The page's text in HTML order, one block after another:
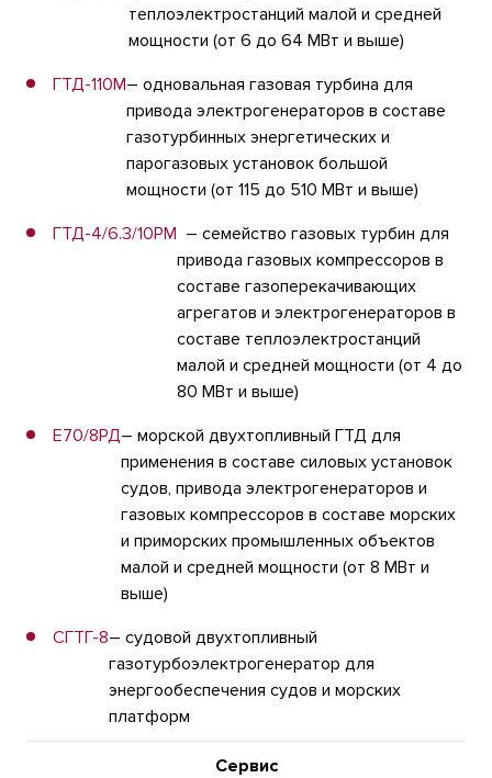
теплоэлектростанций малой и средней
мощности (от 6 до 64 МВт и выше)
ГТД-110М– одновальная газовая турбина для
привода электрогенераторов в составе
газотурбинных энергетических и
парогазовых установок большой
мощности (от 115 до 510 МВт и выше)
ГТД-4/6.3/10РМ – семейство газовых турбин для
привода газовых компрессоров в
составе газоперекачивающих
агрегатов и электрогенераторов в
составе теплоэлектростанций
малой и средней мощности (от 4 до
80 МВт и выше)
Е70/8РД– морской двухтопливный ГТД для
применения в составе силовых установок
судов, привода электрогенераторов и
газовых компрессоров в составе морских
и приморских промышленных объектов
малой и средней мощности (от 8 МВт и
выше)
СГТГ-8– судовой двухтопливный
газотурбоэлектрогенератор для
энергообеспечения судов и морских
платформ
Сервис